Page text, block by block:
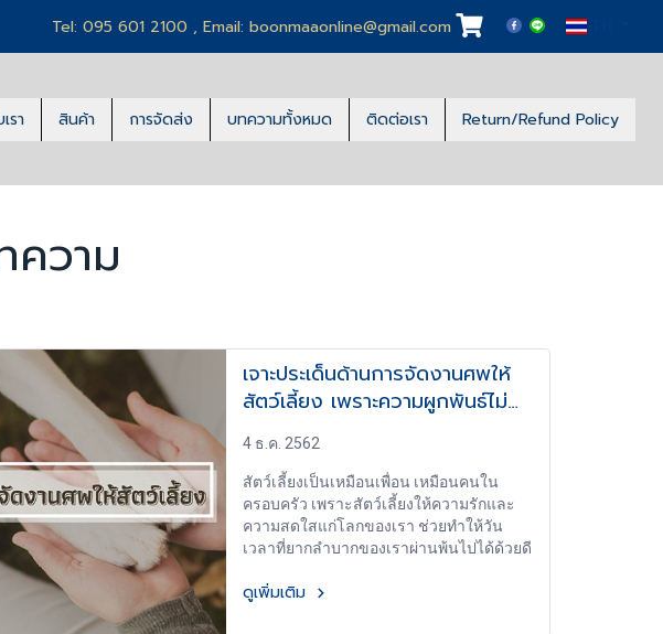
Tel: 095 601 2100 , Email: boonmaaonline@gmail.com
รา สินค้า การจัดส่ง บทความทั้งหมด ติดต่อเรา Return/Refund Policy
ความ
เจาะประเด็นด้านการจัดงานศพให้
สัตว์เลี้ยง เพราะความผูกพันธ์ไม่
จำกัดแค่คนด้วยกัน
4 ธ.ค. 2562
สัตว์เลี้ยงเป็นเหมือนเพื่อน เหมือนคนใน
ครอบครัว เพราะสัตว์เลี้ยงให้ความรักและ
ความสดใสแก่โลกของเรา ช่วยทำให้วัน
เวลาที่ยากลำบากของเราผ่านพ้นไปได้ด้วยดี
ดูเพิ่มเติม